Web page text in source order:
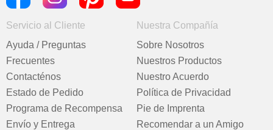
Servicio al Cliente
Ayuda / Preguntas
Frecuentes
Contacténos
Estado de Pedido
Programa de Recompensa
Envío y Entrega
Nuestra Compañía
Sobre Nosotros
Nuestros Productos
Nuestro Acuerdo
Política de Privacidad
Pie de Imprenta
Recomendar a un Amigo